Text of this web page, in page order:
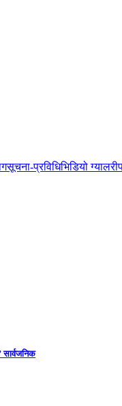
सूचना-प्रविधिभिडियो ग्यालरी
सार्वजनिक